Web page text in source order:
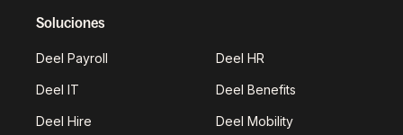
Soluciones
Deel Payroll Deel HR
Deel IT Deel Benefits
Deel Hire Deel Mobility